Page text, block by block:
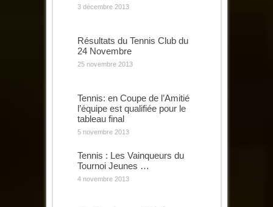
3 décembre 2013
Résultats du Tennis Club du
24 Novembre
25 novembre 2013
Tennis: en Coupe de l’Amitié
l’équipe est qualifiée pour le
tableau final
5 novembre 2013
Tennis : Les Vainqueurs du
Tournoi Jeunes …
4 novembre 2013